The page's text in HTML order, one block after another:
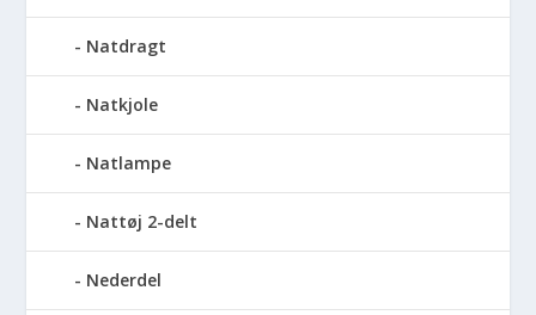
Natdragt
Natkjole
Natlampe
Nattøj 2-delt
Nederdel